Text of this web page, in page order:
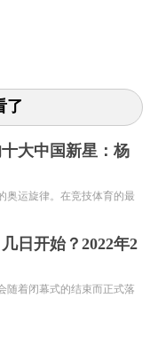
了
大中国新星：杨
奥运旋律。在竞技体育的最
日开始？2022年2
随着闭幕式的结束而正式落